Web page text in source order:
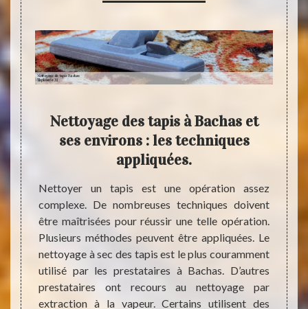
tapis
une
à la
vous
le
Nettoyage des tapis à Bachas et
ses environs : les techniques
appliquées.
Nettoyer un tapis est une opération assez
complexe. De nombreuses techniques doivent
être maîtrisées pour réussir une telle opération.
Plusieurs méthodes peuvent être appliquées. Le
nettoyage à sec des tapis est le plus couramment
utilisé par les prestataires à Bachas. D’autres
prestataires ont recours au nettoyage par
extraction à la vapeur. Certains utilisent des
Pour
en
le